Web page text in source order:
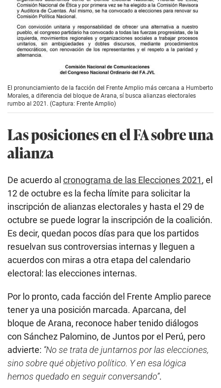
El pronunciamiento de la facción del Frente Amplio más cercana a Humberto
Morales, a diferencia del bloque de Arana, sí busca alianzas electorales
rumbo al 2021. (Captura: Frente Amplio)
Las posiciones en el FA sobre una
alianza
De acuerdo al cronograma de las Elecciones 2021, el
12 de octubre es la fecha límite para solicitar la
inscripción de alianzas electorales y hasta el 29 de
octubre se puede lograr la inscripción de la coalición.
Es decir, quedan pocos días para que los partidos
resuelvan sus controversias internas y lleguen a
acuerdos con miras a otra etapa del calendario
electoral: las elecciones internas.
Por lo pronto, cada facción del Frente Amplio parece
tener ya una posición marcada. Aparcana, del
bloque de Arana, reconoce haber tenido diálogos
con Sánchez Palomino, de Juntos por el Perú, pero
advierte: “No se trata de juntarnos por las elecciones,
sino sobre qué objetivo político. Y en esa lógica
hemos quedado en seguir conversando”.